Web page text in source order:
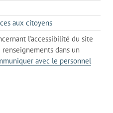
de
messagerie
dans
un
client
de
votre
téléphone
aux citoyenss'ouvre
dans
l'onglet
actuel
l'accessibilité du site
dans un
avec le personnel